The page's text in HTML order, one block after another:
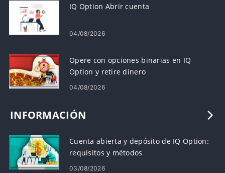
IQ Option Abrir cuenta
04/08/2026
Opere con opciones binarias en IQ
Option y retire dinero
04/08/2026
INFORMACIÓN
Cuenta abierta y depósito de IQ Option:
requisitos y métodos
03/08/2026